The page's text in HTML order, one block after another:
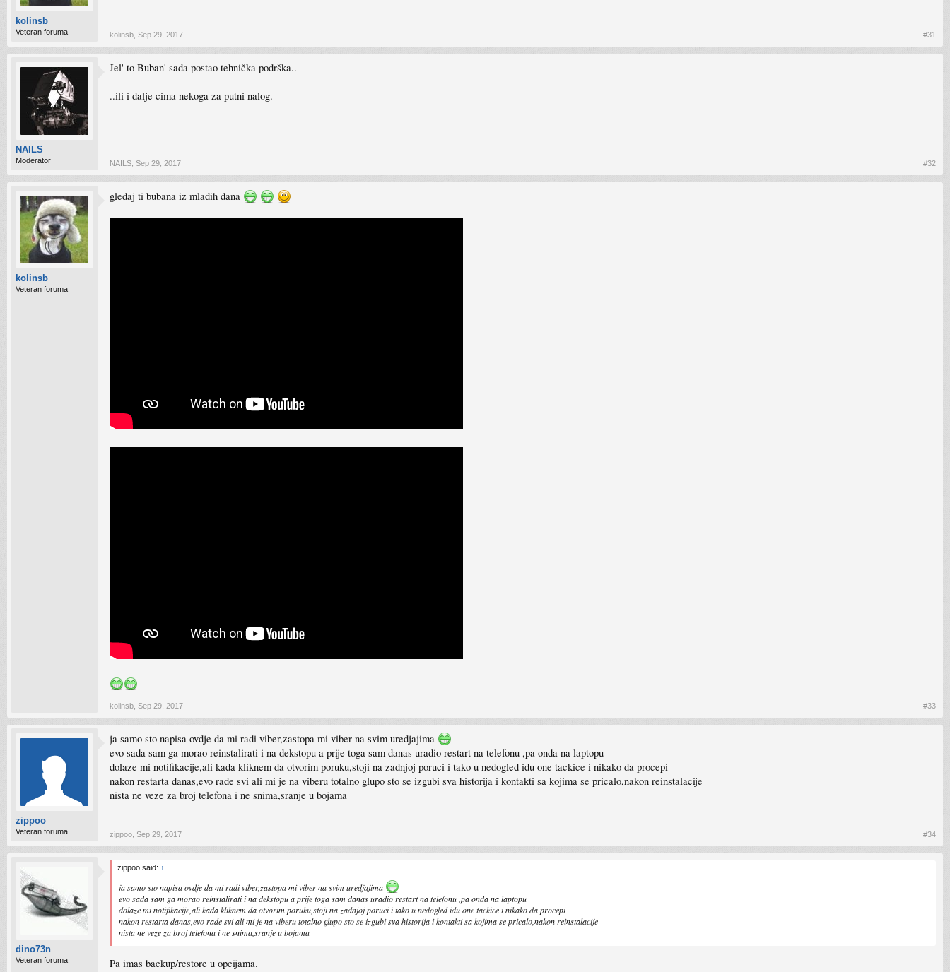
kolinsb
Veteran foruma kolinsb Sep 29, 2017 #31
NAILS
Moderator
Jel' to Buban' sada postao tehnička podrška..
..ili i dalje cima nekoga za putni nalog.
NAILS Sep 29, 2017 #32
kolinsb
Veteran foruma
gledaj ti bubana iz mlađih dana
kolinsb Sep 29, 2017 #33
zippoo
Veteran foruma
ja samo sto napisa ovdje da mi radi viber,zastopa mi viber na svim uredjajima
evo sada sam ga morao reinstalirati i na dekstopu a prije toga sam danas uradio restart na telefonu ,pa onda na laptopu
dolaze mi notifikacije,ali kada kliknem da otvorim poruku,stoji na zadnjoj poruci i tako u nedogled idu one tackice i nikako da procepi
nakon restarta danas,evo rade svi ali mi je na viberu totalno glupo sto se izgubi sva historija i kontakti sa kojima se pricalo,nakon reinstalacije
nista ne veze za broj telefona i ne snima,sranje u bojama
zippoo Sep 29, 2017 #34
dino73n
Veteran foruma
zippoo said: ↑
ja samo sto napisa ovdje da mi radi viber,zastopa mi viber na svim uredjajima
evo sada sam ga morao reinstalirati i na dekstopu a prije toga sam danas uradio restart na telefonu ,pa onda na laptopu
dolaze mi notifikacije,ali kada kliknem da otvorim poruku,stoji na zadnjoj poruci i tako u nedogled idu one tackice i nikako da procepi
nakon restarta danas,evo rade svi ali mi je na viberu totalno glupo sto se izgubi sva historija i kontakti sa kojima se pricalo,nakon reinstalacije
nista ne veze za broj telefona i ne snima,sranje u bojama
Pa imas backup/restore u opcijama.